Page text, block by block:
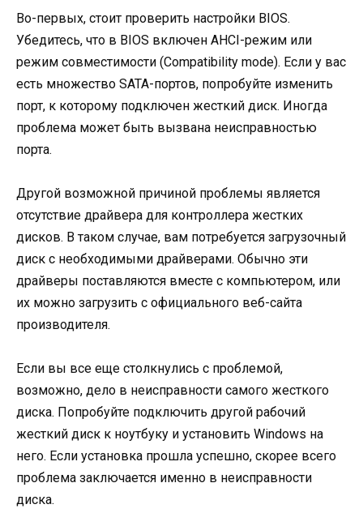
Во-первых, стоит проверить настройки BIOS.
Убедитесь, что в BIOS включен AHCI-режим или
режим совместимости (Compatibility mode). Если у вас
есть множество SATA-портов, попробуйте изменить
порт, к которому подключен жесткий диск. Иногда
проблема может быть вызвана неисправностью
порта.
Другой возможной причиной проблемы является
отсутствие драйвера для контроллера жестких
дисков. В таком случае, вам потребуется загрузочный
диск с необходимыми драйверами. Обычно эти
драйверы поставляются вместе с компьютером, или
их можно загрузить с официального веб-сайта
производителя.
Если вы все еще столкнулись с проблемой,
возможно, дело в неисправности самого жесткого
диска. Попробуйте подключить другой рабочий
жесткий диск к ноутбуку и установить Windows на
него. Если установка прошла успешно, скорее всего
проблема заключается именно в неисправности
диска.